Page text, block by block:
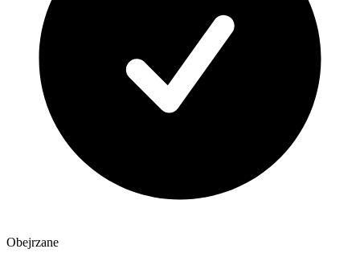
Obejrzane